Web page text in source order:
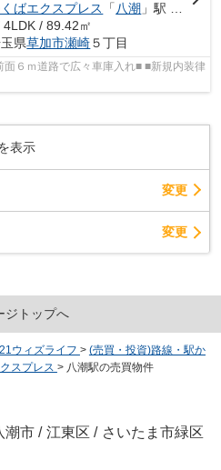
ばエクスプレス
「 八潮 」駅 徒歩45分
4LDK / 89.42㎡
県草加市瀬崎５丁目
６ｍ道路で広々車庫入れ■ ■新規内装律
表示
変更
変更
ジトップへ
ウィズライフ > (売買・投資)路線・駅か
スプレス > 八潮駅の売買物件
潮市 / 江東区 / さいたま市緑区